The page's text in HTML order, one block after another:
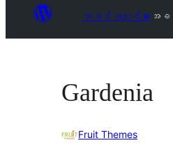
အခင်းအကျင်းများ အခင်
Gardenia
Fruit Themes